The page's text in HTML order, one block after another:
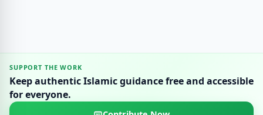
SUPPORT THE WORK
Keep authentic Islamic guidance free and accessible
for everyone.